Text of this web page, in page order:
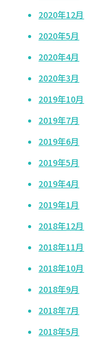
2020年12月
2020年5月
2020年4月
2020年3月
2019年10月
2019年7月
2019年6月
2019年5月
2019年4月
2019年1月
2018年12月
2018年11月
2018年10月
2018年9月
2018年7月
2018年5月